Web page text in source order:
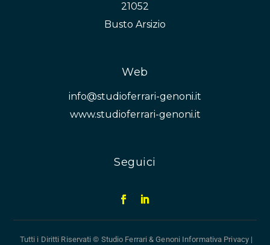
21052
Busto Arsizio
Web
info@studioferrari-genoni.it
www.studioferrari-genoni.it
Seguici
Tutti i Diritti Riservati © Studio Ferrari & Genoni Informativa Privacy|